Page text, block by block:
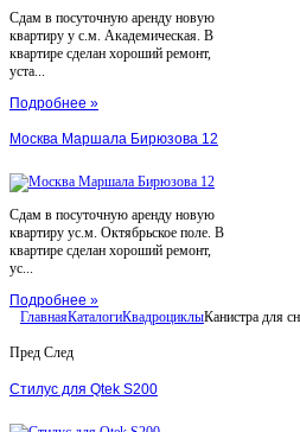
Сдам в посуточную аренду новую
квартиру у с.м. Академическая. В
квартире сделан хороший ремонт,
уста...
Подробнее »
Москва Маршала Бирюзова 12
Сдам в посуточную аренду новую
квартиру ус.м. Октябрьское поле. В
квартире сделан хороший ремонт,
ус...
Подробнее »
ГлавнаяКаталогиКвадроциклыКанистра для
Пред След
Стилус для Qtek S200